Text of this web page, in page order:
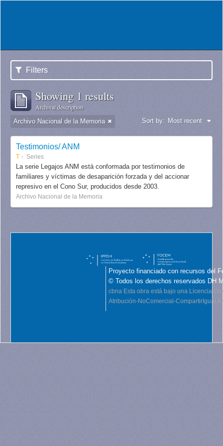
Filters
Showing 1 results
Archival description
Archivo Nacional de la Memoria Sort by: Most recent
Testimonios/ ANM
T Series
La serie Legajos ANM está conformada por testimonios de
familiares y víctimas de desaparición forzada y del accionar
represivo en el Cono Sur, producidos desde 2003.
Archivo Nacional de la Memoria
Proyecto financiado con recursos del
© Todos los derechos reservados DH
cbna Esta obra está bajo una Licencia
Atribución-NoComercial-CompartirIgual